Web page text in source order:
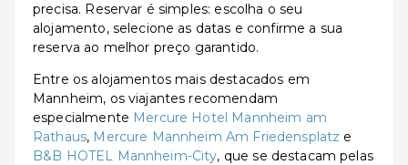
precisa. Reservar é simples: escolha o seu
alojamento, selecione as datas e confirme a sua
reserva ao melhor preço garantido.
Entre os alojamentos mais destacados em
Mannheim, os viajantes recomendam
especialmente Mercure Hotel Mannheim am
Rathaus, Mercure Mannheim Am Friedensplatz e
B&B HOTEL Mannheim-City, que se destacam pelas